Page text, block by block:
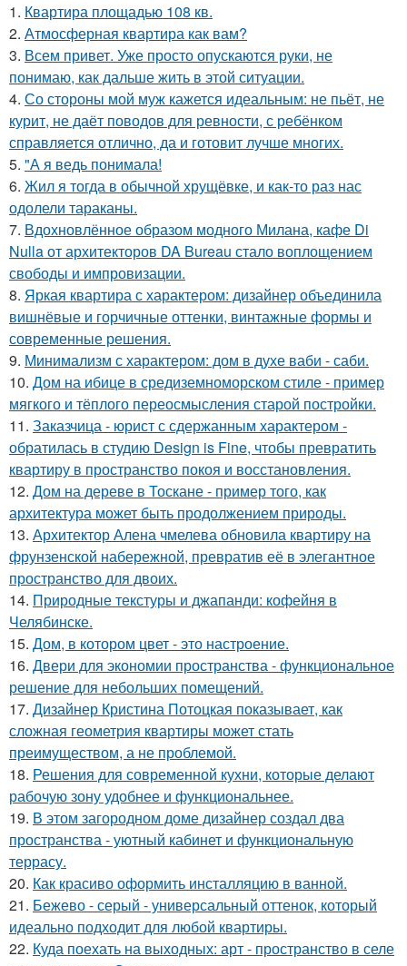
1. Квартира площадью 108 кв.
2. Атмосферная квартира как вам?
3. Всем привет. Уже просто опускаются руки, не
понимаю, как дальше жить в этой ситуации.
4. Со стороны мой муж кажется идеальным: не пьёт, не
курит, не даёт поводов для ревности, с ребёнком
справляется отлично, да и готовит лучше многих.
5. "А я ведь понимала!
6. Жил я тогда в обычной хрущёвке, и как-то раз нас
одолели тараканы.
7. Вдохновлённое образом модного Милана, кафе Di
Nulla от архитекторов DA Bureau стало воплощением
свободы и импровизации.
8. Яркая квартира с характером: дизайнер объединила
вишнёвые и горчичные оттенки, винтажные формы и
современные решения.
9. Минимализм с характером: дом в духе ваби - саби.
10. Дом на ибице в средиземноморском стиле - пример
мягкого и тёплого переосмысления старой постройки.
11. Заказчица - юрист с сдержанным характером -
обратилась в студию Design is Fine, чтобы превратить
квартиру в пространство покоя и восстановления.
12. Дом на дереве в Тоскане - пример того, как
архитектура может быть продолжением природы.
13. Архитектор Алена чмелева обновила квартиру на
фрунзенской набережной, превратив её в элегантное
пространство для двоих.
14. Природные текстуры и джапанди: кофейня в
Челябинске.
15. Дом, в котором цвет - это настроение.
16. Двери для экономии пространства - функциональное
решение для небольших помещений.
17. Дизайнер Кристина Потоцкая показывает, как
сложная геометрия квартиры может стать
преимуществом, а не проблемой.
18. Решения для современной кухни, которые делают
рабочую зону удобнее и функциональнее.
19. В этом загородном доме дизайнер создал два
пространства - уютный кабинет и функциональную
террасу.
20. Как красиво оформить инсталляцию в ванной.
21. Бежево - серый - универсальный оттенок, который
идеально подходит для любой квартиры.
22. Куда поехать на выходных: арт - пространство в селе